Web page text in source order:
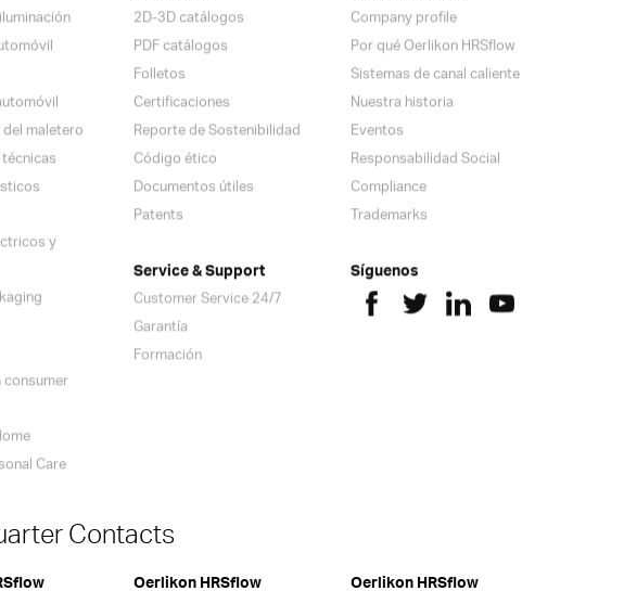
maletero
y
consumer
Care
2D-3D catálogos
PDF catálogos
Folletos
Certificaciones
Reporte de Sostenibilidad
Código ético
Documentos útiles
Patents
Service & Support
Customer Service 24/7
Garantía
Formación
Company profile
Por qué Oerlikon HRSflow
Sistemas de canal caliente
Nuestra historia
Eventos
Responsabilidad Social
Compliance
Trademarks
Síguenos
Contacts
Oerlikon HRSflow
Oerlikon HRSflow